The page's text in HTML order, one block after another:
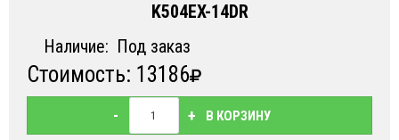
НОВОСТИ
ДОСТАВКА И ОПЛАТА
КОНТАКТЫ
K504EX-14DR
Наличие: Под заказ
Стоимость: 13186
- + В КОРЗИНУ